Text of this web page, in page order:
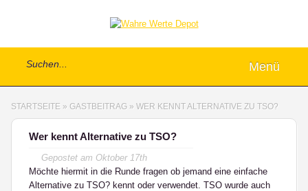
Menü
STARTSEITE » GASTBEITRAG » WER KENNT ALTERNATIVE ZU TSO?
Wer kennt Alternative zu TSO?
Gepostet am Oktober 17th
Möchte hiermit in die Runde fragen ob jemand eine einfache
Alternative zu TSO? kennt oder verwendet. TSO wurde auch